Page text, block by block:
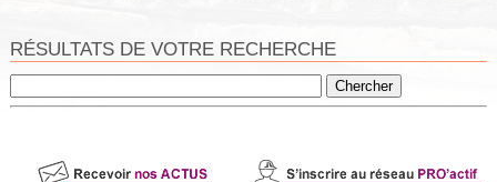
RÉSULTATS DE VOTRE RECHERCHE